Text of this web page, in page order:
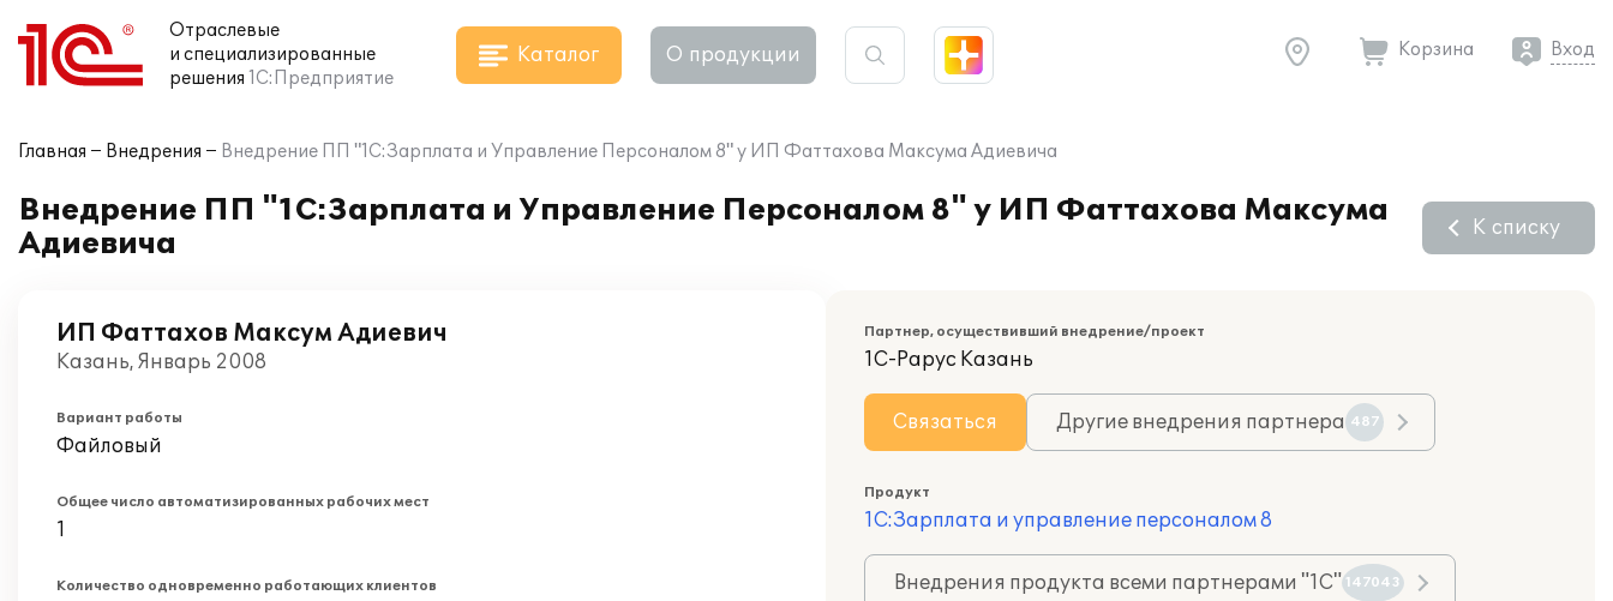
Отраслевые
и специализированные
решения 1С:Предприятие
Каталог О продукции Корзина Вход
Главная Внедрения Внедрение ПП "1С:Зарплата и Управление Персоналом 8" у ИП Фаттахова Максума Адиевича
Внедрение ПП "1С:Зарплата и Управление Персоналом 8" у ИП Фаттахова Максума
Адиевича
К списку
ИП Фаттахов Максум Адиевич
Казань, Январь 2008
Вариант работы
Файловый
Общее число автоматизированных рабочих мест
1
Количество одновременно работающих клиентов
Партнер, осуществивший внедрение/проект
1С-Рарус Казань
Связаться Другие внедрения партнера 487
Продукт
1С:Зарплата и управление персоналом 8
Внедрения продукта всеми партнерами "1С" 147043